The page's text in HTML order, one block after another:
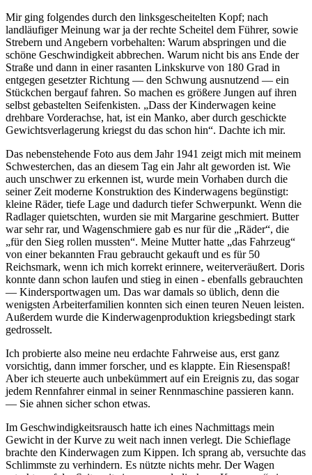
Mir ging folgendes durch den linksgescheitelten Kopf; nach
landläufiger Meinung war ja der rechte Scheitel dem Führer, sowie
Strebern und Angebern vorbehalten: Warum abspringen und die
schöne Geschwindigkeit abbrechen. Warum nicht bis ans Ende der
Straße und dann in einer rasanten Linkskurve von 180 Grad in
entgegen gesetzter Richtung — den Schwung ausnutzend — ein
Stückchen bergauf fahren. So machen es größere Jungen auf ihren
selbst gebastelten Seifenkisten.
Dass der Kinderwagen keine
drehbare Vorderachse, hat, ist ein Manko, aber durch geschickte
Gewichtsverlagerung kriegst du das schon hin . Dachte ich mir.
Das nebenstehende Foto aus dem Jahr 1941 zeigt mich mit meinem
Schwesterchen, das an diesem Tag ein Jahr alt geworden ist. Wie
auch unschwer zu erkennen ist, wurde mein Vorhaben durch die
seiner Zeit moderne Konstruktion des Kinderwagens begünstigt:
kleine Räder, tiefe Lage und dadurch tiefer Schwerpunkt. Wenn die
Radlager quietschten, wurden sie mit Margarine geschmiert. Butter
war sehr rar, und Wagenschmiere gab es nur für die
Räder , die
für den Sieg rollen mussten . Meine Mutter hatte
das Fahrzeug
von einer bekannten Frau gebraucht gekauft und es für 50
Reichsmark, wenn ich mich korrekt erinnere, weiterveräußert. Doris
konnte dann schon laufen und stieg in einen - ebenfalls gebrauchten
— Kindersportwagen um. Das war damals so üblich, denn die
wenigsten Arbeiterfamilien konnten sich einen teuren Neuen leisten.
Außerdem wurde die Kinderwagenproduktion kriegsbedingt stark
gedrosselt.
Ich probierte also meine neu erdachte Fahrweise aus, erst ganz
vorsichtig, dann immer forscher, und es klappte. Ein Riesenspaß!
Aber ich steuerte auch unbekümmert auf ein Ereignis zu, das sogar
jedem Rennfahrer einmal in seiner Rennmaschine passieren kann.
— Sie ahnen sicher schon etwas.
Im Geschwindigkeitsrausch hatte ich eines Nachmittags mein
Gewicht in der Kurve zu weit nach innen verlegt. Die Schieflage
brachte den Kinderwagen zum Kippen. Ich sprang ab, versuchte das
Schlimmste zu verhindern. Es nützte nichts mehr. Der Wagen